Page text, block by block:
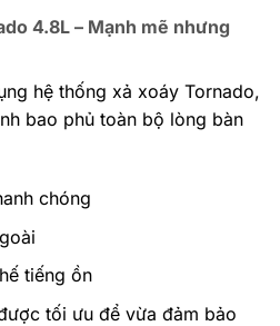
4.8L – Mạnh mẽ nhưng
hệ thống xả xoáy Tornado,
bao phủ toàn bộ lòng bàn
chóng
tiếng ồn
tối ưu để vừa đảm bảo